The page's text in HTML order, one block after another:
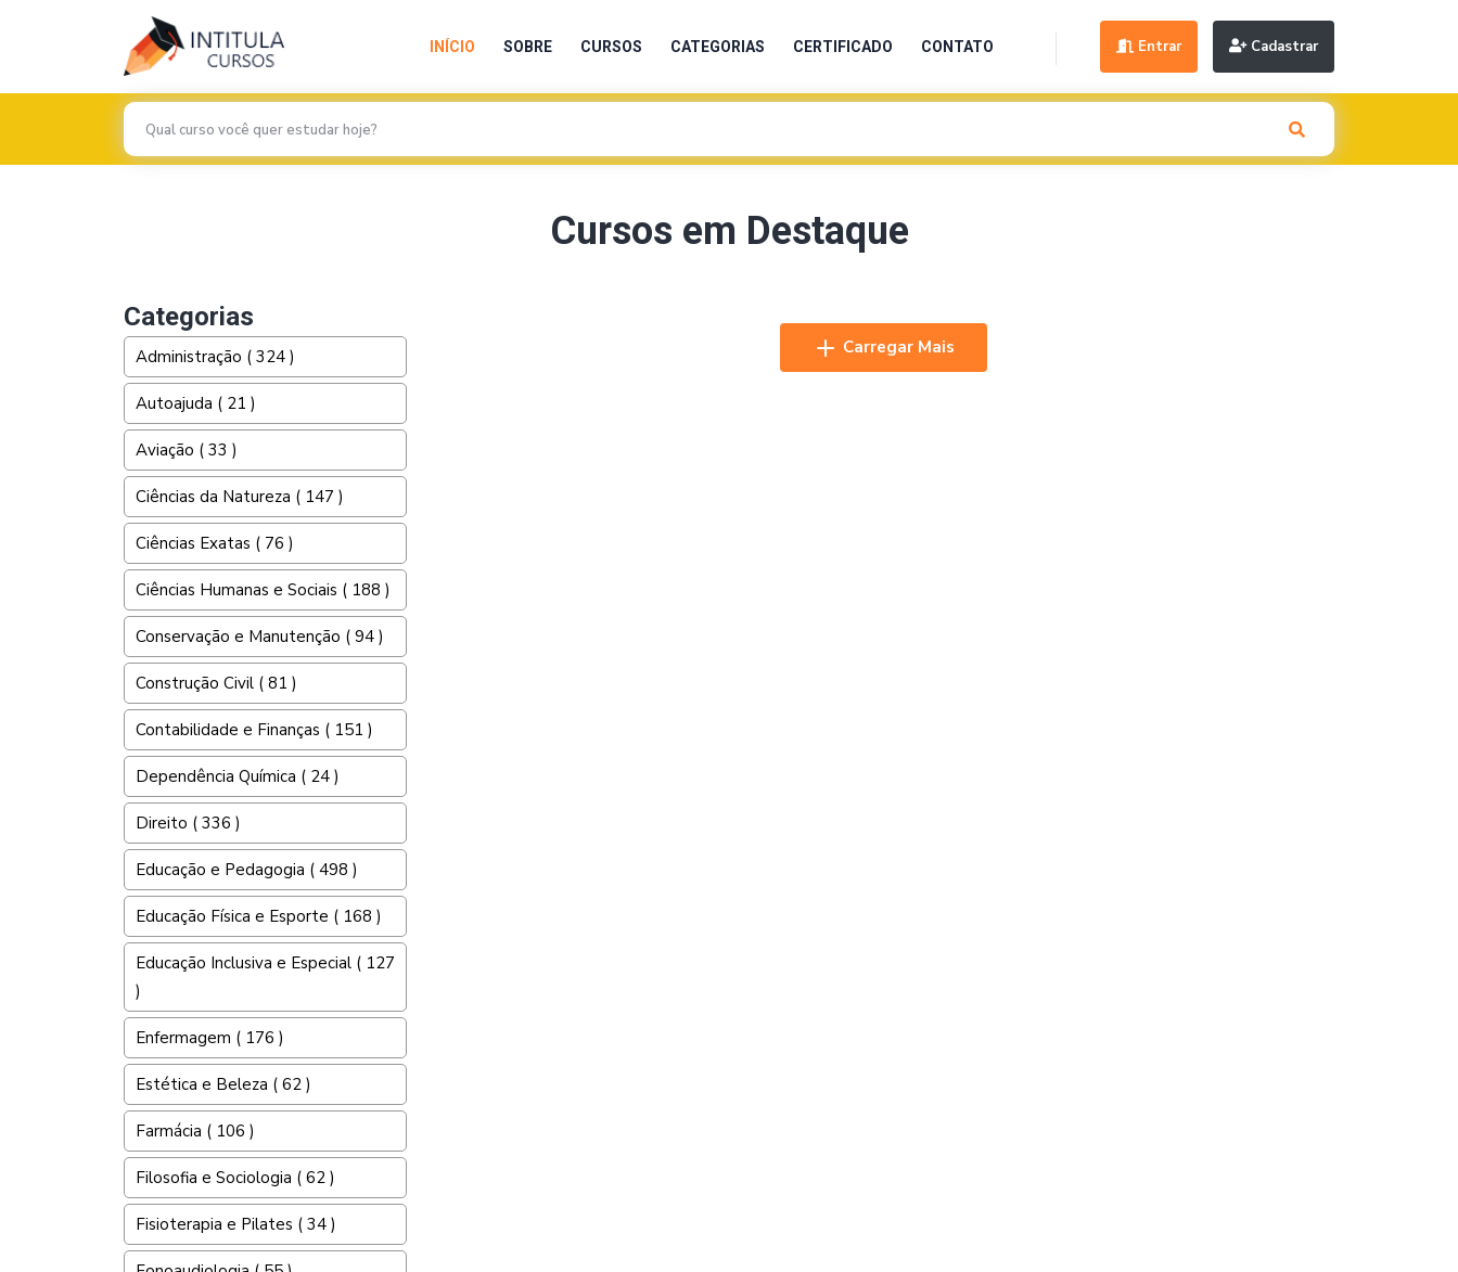
INÍCIO SOBRE CURSOS CATEGORIAS CERTIFICADO CONTATO Entrar Cadastrar
Cursos em Destaque
Categorias
Administração ( 324 )
Autoajuda ( 21 )
Aviação ( 33 )
Ciências da Natureza ( 147 )
Ciências Exatas ( 76 )
Ciências Humanas e Sociais ( 188 )
Conservação e Manutenção ( 94 )
Construção Civil ( 81 )
Contabilidade e Finanças ( 151 )
Dependência Química ( 24 )
Direito ( 336 )
Educação e Pedagogia ( 498 )
Educação Física e Esporte ( 168 )
Educação Inclusiva e Especial ( 127
)
Enfermagem ( 176 )
Estética e Beleza ( 62 )
Farmácia ( 106 )
Filosofia e Sociologia ( 62 )
Fisioterapia e Pilates ( 34 )
Carregar Mais